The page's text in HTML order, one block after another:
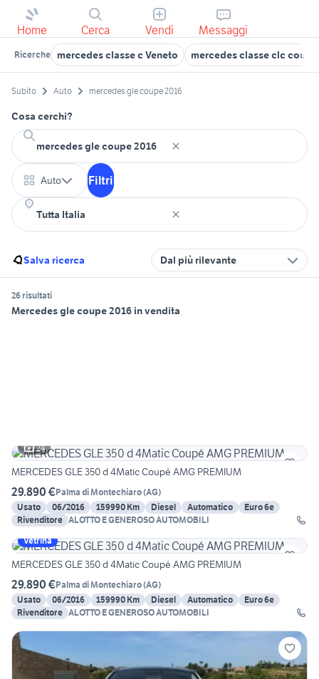
Home Cerca Vendi Messaggi
Ricerche mercedes classe c Veneto mercedes classe clc coupe
Subito Auto mercedes gle coupe 2016
Cosa cerchi?
Auto Filtri
Salva ricerca Dal più rilevante
26 risultati
Mercedes gle coupe 2016 in vendita
24
MERCEDES GLE 350 d 4Matic Coupé AMG PREMIUM
29.890 €Palma di Montechiaro(AG)
Usato
06/2016 159990 Km Diesel Automatico
Euro 6e
Rivenditore ALOTTO E GENEROSO AUTOMOBILI
Vetrina
MERCEDES GLE 350 d 4Matic Coupé AMG PREMIUM
29.890 €Palma di Montechiaro(AG)
Usato
06/2016 159990 Km Diesel Automatico
Euro 6e
Rivenditore ALOTTO E GENEROSO AUTOMOBILI